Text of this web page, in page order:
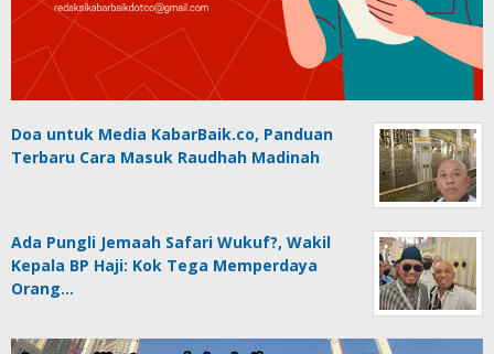
Doa untuk Media KabarBaik.co, Panduan
Terbaru Cara Masuk Raudhah Madinah
Ada Pungli Jemaah Safari Wukuf?, Wakil
Kepala BP Haji: Kok Tega Memperdaya
Orang…